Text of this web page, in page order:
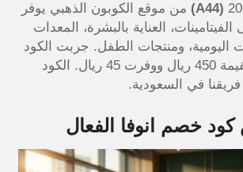
(A44)
من موقع الكوبون الذهبي يوفر
الفيتامينات، العناية بالبشرة، المعدات
اليومية، ومنتجات الطفل. جربت الكود
اليوم على طلب بقيمة 450 ريال ووفرت 45 ريال. الكود
في السعودية.
خصم انوفا الفعال